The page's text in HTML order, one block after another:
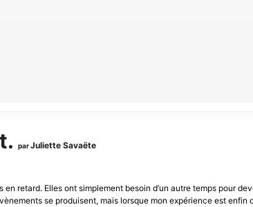
parJuliette Savaëte
en retard. Elles ont simplement besoin d’un autre temps pour
se produisent, mais lorsque mon expérience est